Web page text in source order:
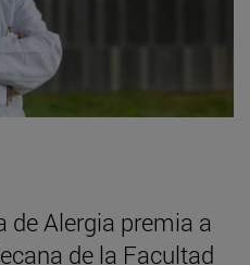
de Alergia premia a
de la Facultad